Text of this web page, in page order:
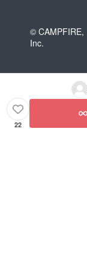
© CAMPFIRE,
Inc.
22